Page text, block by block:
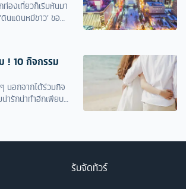
องเที่ยวก็เริ่มหันมา
นแดนหมีขาว’ ของ
มืองสวย มีสถานที่
ทุกฤดู ทำให้รัสเซีย
ครับ! 10 กิจกรรม
นอกจากได้ร่วมกิจ
ารักน่าทำอีกเพียบ
รับจัดทัวร์